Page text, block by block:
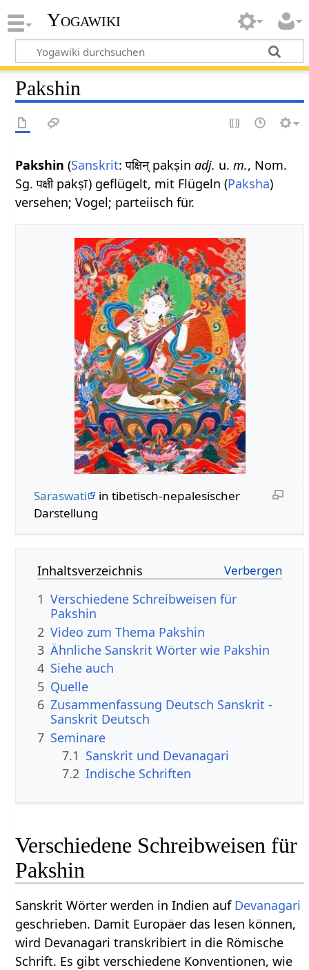
Yogawiki
Pakshin
Pakshin (Sanskrit: पक्षिन् pakṣinadj. u.m., Nom.
Sg. पक्षी pakṣī) geflügelt, mit Flügeln (Paksha)
versehen; Vogel; parteiisch für.
Saraswati
in tibetisch-nepalesischer
Darstellung
Inhaltsverzeichnis
1 Verschiedene Schreibweisen für
Pakshin
2 Video zum Thema Pakshin
3 Ähnliche Sanskrit Wörter wie Pakshin
4 Siehe auch
5 Quelle
6 Zusammenfassung Deutsch Sanskrit -
Sanskrit Deutsch
7 Seminare
7.1 Sanskrit und Devanagari
7.2 Indische Schriften
Verschiedene Schreibweisen für
Pakshin
Sanskrit Wörter werden in Indien auf Devanagari
geschrieben. Damit Europäer das lesen können,
wird Devanagari transkribiert in die Römische
Schrift. Es gibt verschiedene Konventionen, wie